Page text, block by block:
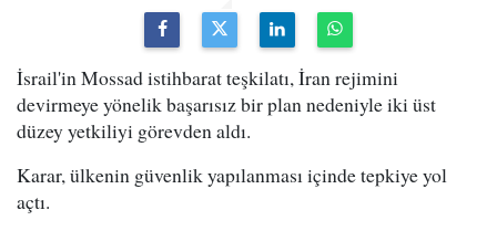
İsrail'in Mossad istihbarat teşkilatı, İran rejimini
devirmeye yönelik başarısız bir plan nedeniyle iki üst
düzey yetkiliyi görevden aldı.
Karar, ülkenin güvenlik yapılanması içinde tepkiye yol
açtı.